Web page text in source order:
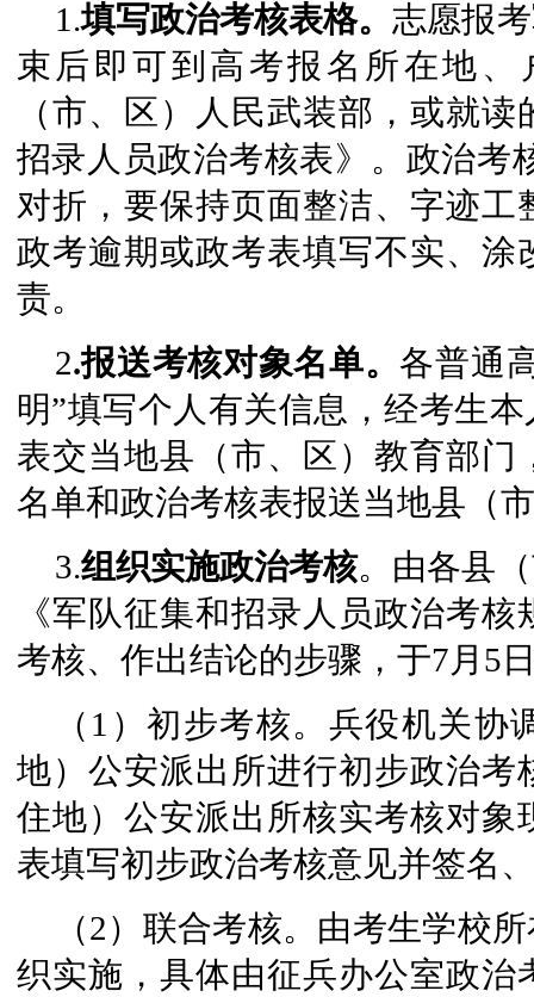
1.填写政治考核表格。志愿报
束后即可到高考报名所在地
（市、区）人民武装部，或就
招录人员政治考核表》。政治考
对折，要保持页面整洁、字迹
政考逾期或政考表填写不实、
责。
2.报送考核对象名单。各普通
明”填写个人有关信息，经考生
表交当地县（市、区）教育部
名单和政治考核表报送当地县（
3.组织实施政治考核。由各县
《军队征集和招录人员政治考
考核、作出结论的步骤，于7月5
（1）初步考核。兵役机关
地）公安派出所进行初步政治
住地）公安派出所核实考核对
表填写初步政治考核意见并签名
（2）联合考核。由考生学校
织实施，具体由征兵办公室政